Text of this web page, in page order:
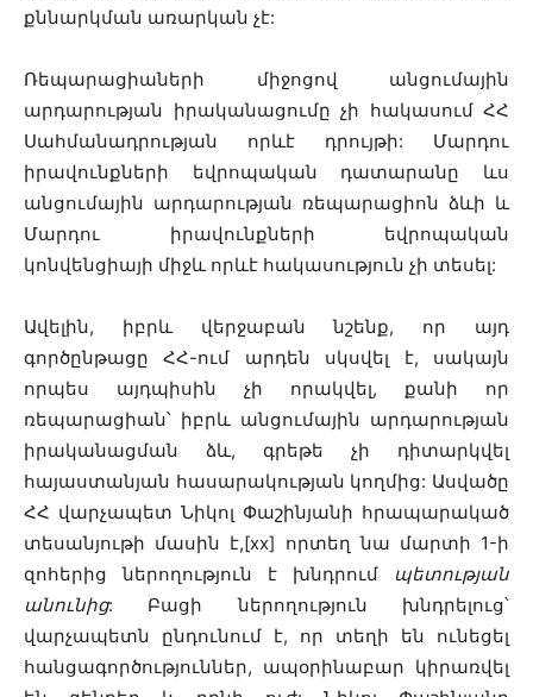
քննարկման առարկան չէ:
Ռեպարացիաների միջոցով անցումային
արդարության իրականացումը չի հակասում ՀՀ
Սահմանադրության որևէ դրույթի: Մարդու
իրավունքների եվրոպական դատարանը ևս
անցումային արդարության ռեպարացիոն ձևի և
Մարդու իրավունքների եվրոպական
կոնվենցիայի միջև որևէ հակասություն չի տեսել:
Ավելին, իբրև վերջաբան նշենք, որ այդ
գործընթացը ՀՀ-ում արդեն սկսվել է, սակայն
որպես այդպիսին չի որակվել, քանի որ
ռեպարացիան՝ իբրև անցումային արդարության
իրականացման ձև, գրեթե չի դիտարկվել
հայաստանյան հասարակության կողմից: Ասվածը
ՀՀ վարչապետ Նիկոլ Փաշինյանի հրապարակած
տեսանյութի մասին է,[xx] որտեղ նա մարտի 1-ի
զոհերից ներողություն է խնդրում
պետության
անունից: Բացի ներողություն խնդրելուց՝
վարչապետն ընդունում է, որ տեղի են ունեցել
հանցագործություններ, ապօրինաբար կիրառվել